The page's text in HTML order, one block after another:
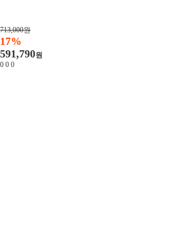
713,000원
17%
591,790원
0 0 0